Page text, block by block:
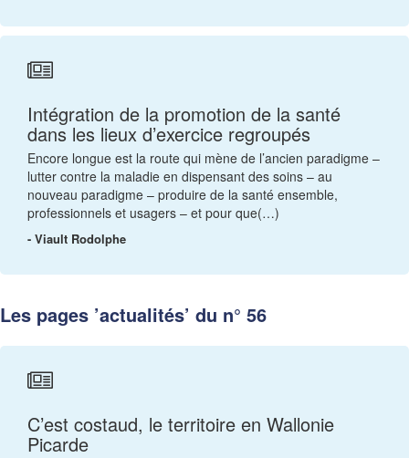
Intégration de la promotion de la santé
dans les lieux d’exercice regroupés
Encore longue est la route qui mène de l’ancien paradigme –
lutter contre la maladie en dispensant des soins – au
nouveau paradigme – produire de la santé ensemble,
professionnels et usagers – et pour que(…)
- Viault Rodolphe
Les pages ’actualités’ du n° 56
C’est costaud, le territoire en Wallonie
Picarde